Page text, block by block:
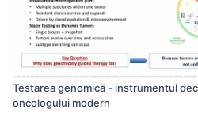
Testarea genomică - instrumentul
oncologului modern